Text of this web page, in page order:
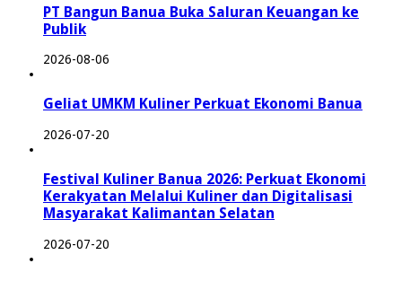
PT Bangun Banua Buka Saluran Keuangan ke
Publik
2026-08-06
Geliat UMKM Kuliner Perkuat Ekonomi Banua
2026-07-20
Festival Kuliner Banua 2026: Perkuat Ekonomi
Kerakyatan Melalui Kuliner dan Digitalisasi
Masyarakat Kalimantan Selatan
2026-07-20